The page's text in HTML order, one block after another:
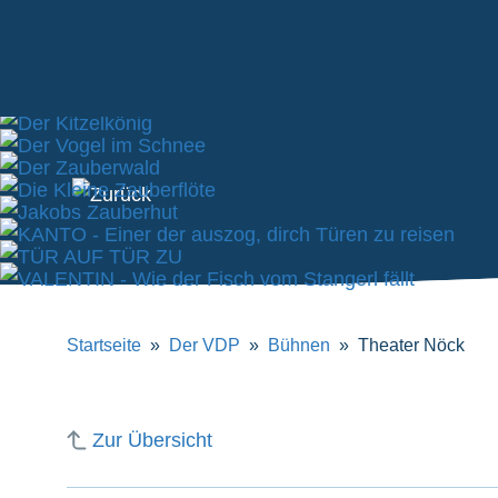
Puppentheater
e.V.
Startseite Der VDP Bühnen Theater Nöck
Zur Übersicht